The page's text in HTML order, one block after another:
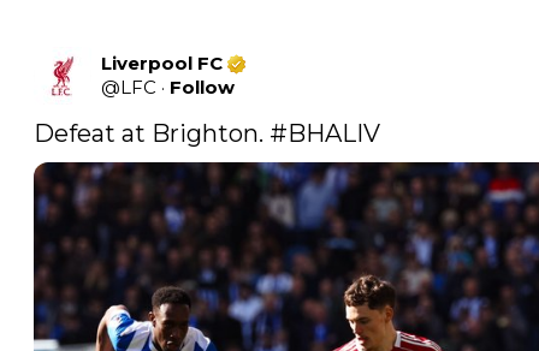
Liverpool FC
@LFC · Follow
Defeat at Brighton. #BHALIV